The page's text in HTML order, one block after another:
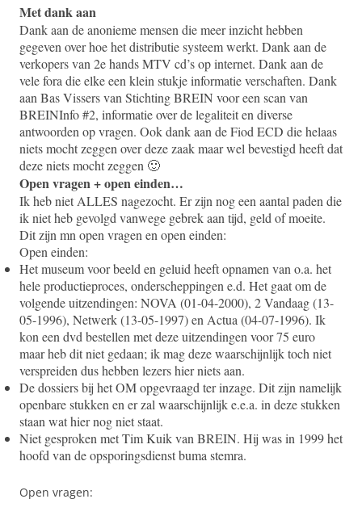
Met dank aan
Dank aan de anonieme mensen die meer inzicht hebben
gegeven over hoe het distributie systeem werkt. Dank aan de
verkopers van 2e hands MTV cd’s op internet. Dank aan de
vele fora die elke een klein stukje informatie verschaften. Dank
aan Bas Vissers van Stichting BREIN voor een scan van
BREINInfo #2, informatie over de legaliteit en diverse
antwoorden op vragen. Ook dank aan de Fiod ECD die helaas
niets mocht zeggen over deze zaak maar wel bevestigd heeft dat
deze niets mocht zeggen 🙂
Open vragen + open einden…
Ik heb niet ALLES nagezocht. Er zijn nog een aantal paden die
ik niet heb gevolgd vanwege gebrek aan tijd, geld of moeite.
Dit zijn mn open vragen en open einden:
Open einden:
Het museum voor beeld en geluid heeft opnamen van o.a. het
hele productieproces, onderscheppingen e.d. Het gaat om de
volgende uitzendingen: NOVA (01-04-2000), 2 Vandaag (13-
05-1996), Netwerk (13-05-1997) en Actua (04-07-1996). Ik
kon een dvd bestellen met deze uitzendingen voor 75 euro
maar heb dit niet gedaan; ik mag deze waarschijnlijk toch niet
verspreiden dus hebben lezers hier niets aan.
De dossiers bij het OM opgevraagd ter inzage. Dit zijn namelijk
openbare stukken en er zal waarschijnlijk e.e.a. in deze stukken
staan wat hier nog niet staat.
Niet gesproken met Tim Kuik van BREIN. Hij was in 1999 het
hoofd van de opsporingsdienst buma stemra.
Open vragen: